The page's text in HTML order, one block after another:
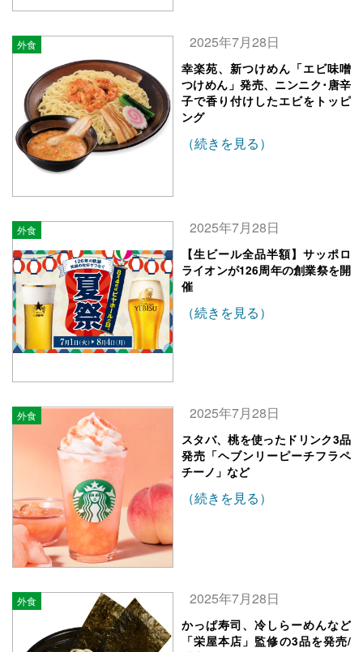
外食 2025年7月28日
幸楽苑、新つけめん「エビ味噌
つけめん」発売、ニンニク･唐辛
子で香り付けしたエビをトッピ
ング
（続きを見る）
外食 2025年7月28日
【生ビール全品半額】サッポロ
ライオンが126周年の創業祭を開
催
（続きを見る）
外食 2025年7月28日
スタバ、桃を使ったドリンク3品
発売「ヘブンリーピーチフラペ
チーノ」など
（続きを見る）
外食 2025年7月28日
かっぱ寿司、冷しらーめんなど
「栄屋本店」監修の3品を発売/